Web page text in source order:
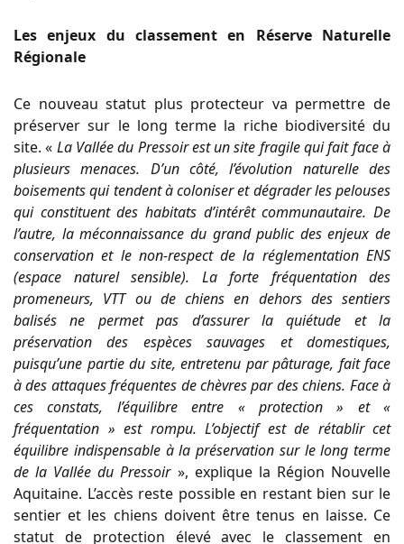
Les enjeux du classement en Réserve Naturelle
Régionale
Ce nouveau statut plus protecteur va permettre de
préserver sur le long terme la riche biodiversité du
site. « La Vallée du Pressoir est un site fragile qui fait face à
plusieurs menaces. D’un côté, l’évolution naturelle des
boisements qui tendent à coloniser et dégrader les pelouses
qui constituent des habitats d’intérêt communautaire. De
l’autre, la méconnaissance du grand public des enjeux de
conservation et le non-respect de la réglementation ENS
(espace naturel sensible). La forte fréquentation des
promeneurs, VTT ou de chiens en dehors des sentiers
balisés ne permet pas d’assurer la quiétude et la
préservation des espèces sauvages et domestiques,
puisqu’une partie du site, entretenu par pâturage, fait face
à des attaques fréquentes de chèvres par des chiens. Face à
ces constats, l’équilibre entre « protection » et «
fréquentation » est rompu. L’objectif est de rétablir cet
équilibre indispensable à la préservation sur le long terme
de la Vallée du Pressoir», explique la Région Nouvelle
Aquitaine. L’accès reste possible en restant bien sur le
sentier et les chiens doivent être tenus en laisse. Ce
statut de protection élevé avec le classement en